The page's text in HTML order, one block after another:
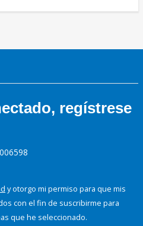
regístrese
y otorgo mi permiso para que mis
con el fin de suscribirme para
que he seleccionado.